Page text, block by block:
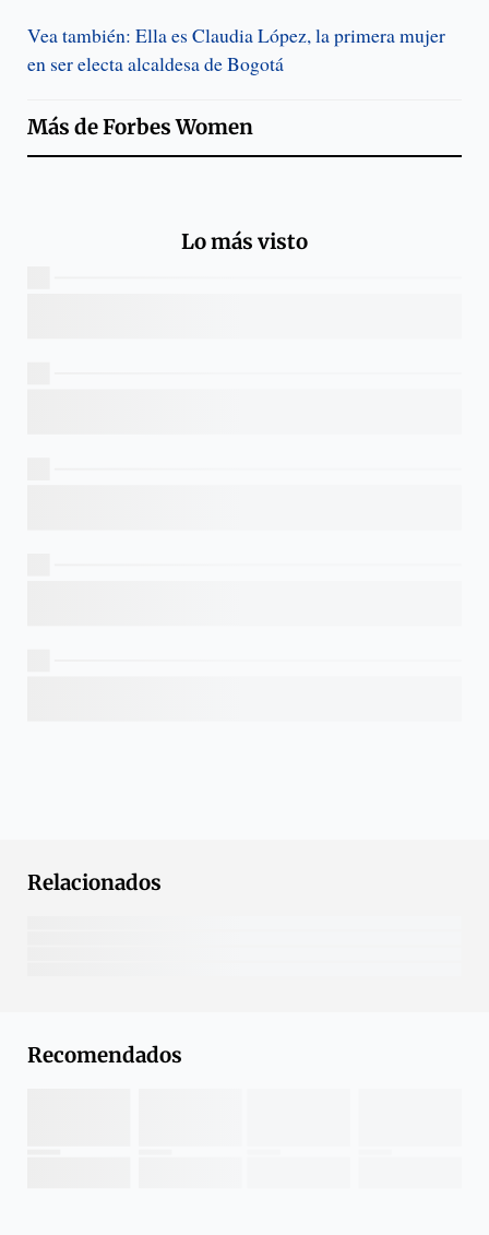
Vea también: Ella es Claudia López, la primera mujer
en ser electa alcaldesa de Bogotá
Más deForbes Women
Lo más visto
Relacionados
Recomendados